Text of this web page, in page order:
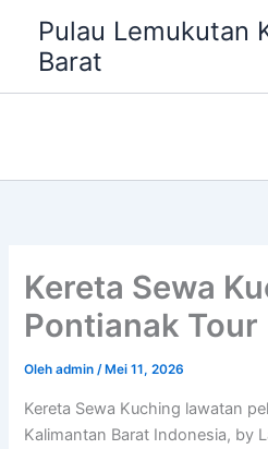
konten
Pulau Lemukutan
Barat
Kereta Sewa
Pontianak Tour
Olehadmin/ Mei 11, 2026
Kereta Sewa Kuching lawatan
Kalimantan Barat Indonesia, by